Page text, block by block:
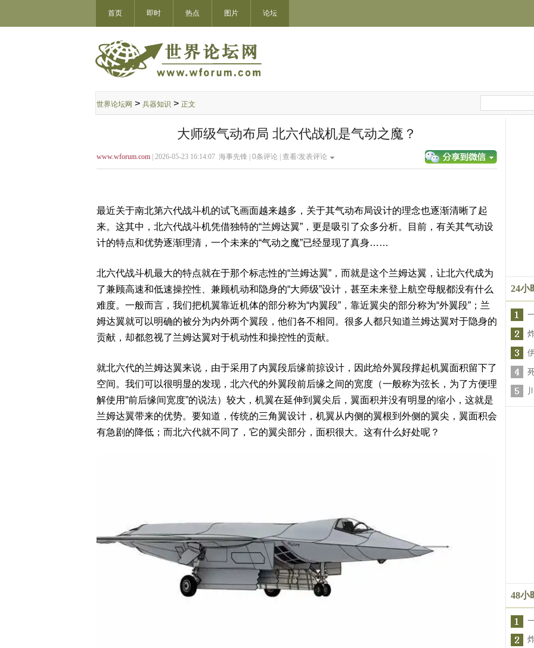
首页 即时 热点 图片 论坛
世界论坛网 > 兵器知识 > 正文
大师级气动布局 北六代战机是气动之魔？
www.wforum.com | 2026-05-23 16:14:07 海事先锋 | 0条评论 | 查看/发表评论
最近关于南北第六代战斗机的试飞画面越来越多，关于其气动布局设计的理念也逐渐清晰了起
来。这其中，北六代战斗机凭借独特的“兰姆达翼”，更是吸引了众多分析。目前，有关其气动设
计的特点和优势逐渐理清，一个未来的“气动之魔”已经显现了真身……
北六代战斗机最大的特点就在于那个标志性的“兰姆达翼”，而就是这个兰姆达翼，让北六代成为
了兼顾高速和低速操控性、兼顾机动和隐身的“大师级”设计，甚至未来登上航空母舰都没有什么
难度。一般而言，我们把机翼靠近机体的部分称为“内翼段”，靠近翼尖的部分称为“外翼段”；兰
姆达翼就可以明确的被分为内外两个翼段，他们各不相同。很多人都只知道兰姆达翼对于隐身的
贡献，却都忽视了兰姆达翼对于机动性和操控性的贡献。
就北六代的兰姆达翼来说，由于采用了内翼段后缘前掠设计，因此给外翼段撑起机翼面积留下了
空间。我们可以很明显的发现，北六代的外翼段前后缘之间的宽度（一般称为弦长，为了方便理
解使用“前后缘间宽度”的说法）较大，机翼在延伸到翼尖后，翼面积并没有明显的缩小，这就是
兰姆达翼带来的优势。要知道，传统的三角翼设计，机翼从内侧的翼根到外侧的翼尖，翼面积会
有急剧的降低；而北六代就不同了，它的翼尖部分，面积很大。这有什么好处呢？
24小
48小